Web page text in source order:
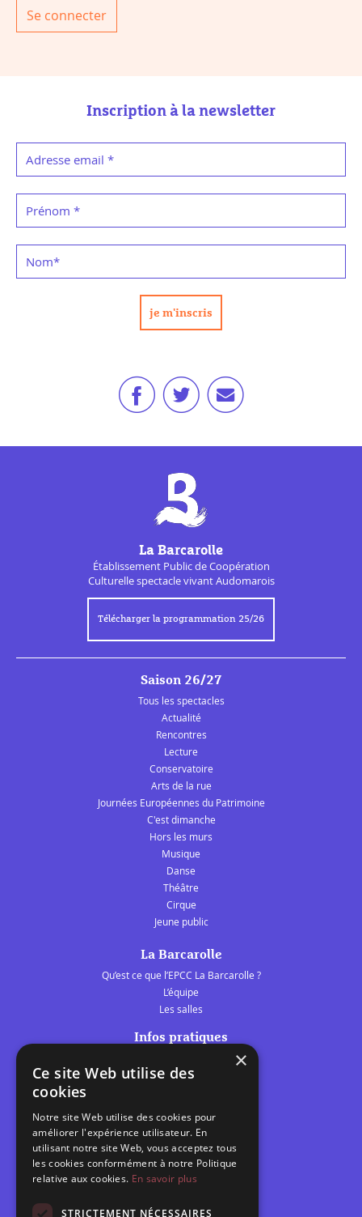
Se connecter
Inscription à la newsletter
Adresse email *
Prénom *
Nom*
La Barcarolle
Établissement Public deCoopération
Culturellespectacle vivant Audomarois
Télécharger la programmation 25/26
Saison 26/27
Tous les spectacles
Actualité
Rencontres
Lecture
Conservatoire
Arts de la rue
Journées Européennes du Patrimoine
C'est dimanche
Hors les murs
Musique
Danse
Théâtre
Cirque
Jeune public
La Barcarolle
Qu’est ce que l’EPCC La Barcarolle ?
L’équipe
Les salles
Infos pratiques
Les belles scènes audomaroises
Calendrier
Programme des spectacles
Brèves
×
Ce site Web utilise des
cookies
Notre site Web utilise des cookies pour
améliorer l'expérience utilisateur. En
utilisant notre site Web, vous acceptez tous
les cookies conformément à notre Politique
relative aux cookies. En savoir plus
STRICTEMENT NÉCESSAIRES